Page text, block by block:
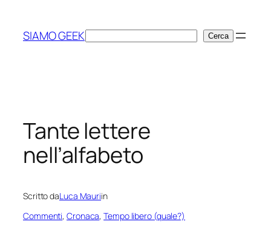
contenuto
SIAMO GEEKCerca Cerca
Tante lettere
nell’alfabeto
Scritto daLuca Mauriin
Commenti, Cronaca, Tempo libero (quale?)